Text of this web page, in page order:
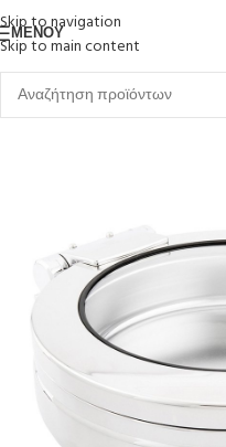
Skip to navigation
Skip to main content
ΜΕΝΟΎ